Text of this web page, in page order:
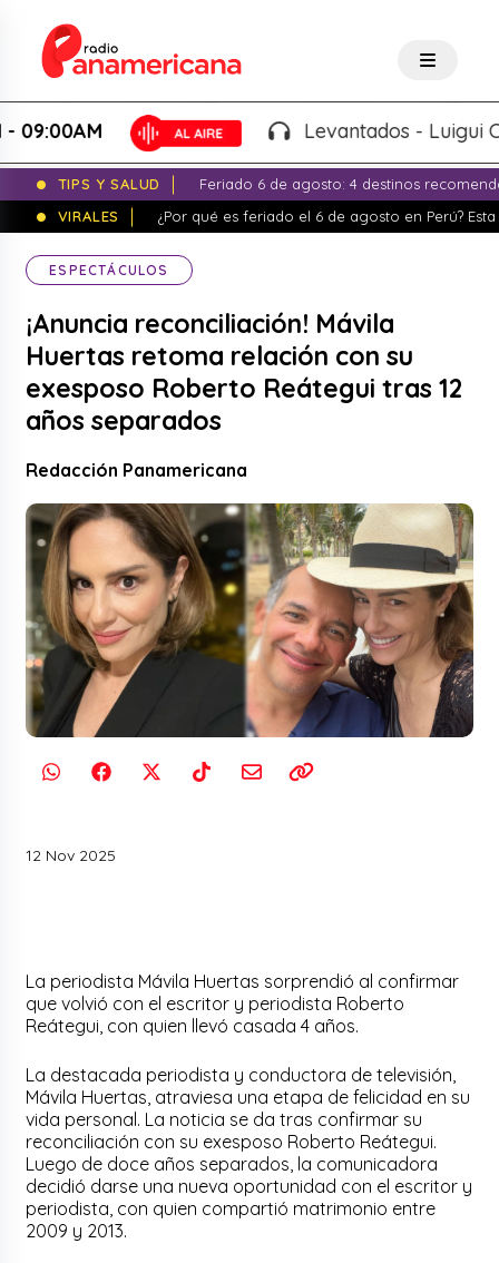
Levantados - Luigui
TIPS Y SALUD
Feriado 6 de agosto: 4 destinos
VIRALES
¿Por qué es feriado el 6 de agosto en Perú?
ESPECTÁCULOS
¡Anuncia reconciliación! Mávila
Huertas retoma relación con su
exesposo Roberto Reátegui tras 12
años separados
Redacción Panamericana
12 Nov 2025
La periodista Mávila Huertas sorprendió al confirmar
que volvió con el escritor y periodista Roberto
Reátegui, con quien llevó casada 4 años.
La destacada periodista y conductora de televisión,
Mávila Huertas, atraviesa una etapa de felicidad en su
vida personal. La noticia se da tras confirmar su
reconciliación con su exesposo Roberto Reátegui.
Luego de doce años separados, la comunicadora
decidió darse una nueva oportunidad con el escritor y
periodista, con quien compartió matrimonio entre
2009 y 2013.